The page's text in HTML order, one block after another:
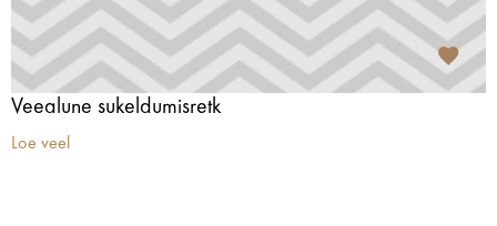
Veealune sukeldumisretk
Loe veel